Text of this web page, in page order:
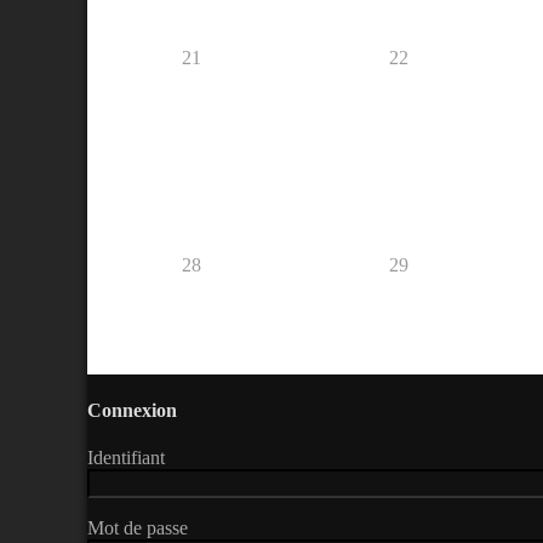
21 22
28 29
Connexion
Identifiant
Mot de passe